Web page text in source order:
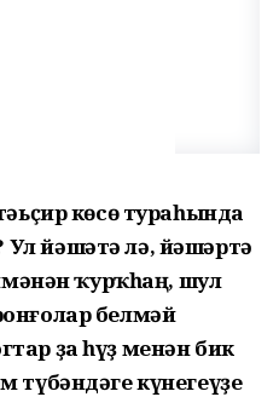
көсө тураһында
йәшәтә лә, йәшәртә
ҡурҡһаң, шул
белмәй
ҙа һүҙ менән бик
түбәндәге күнегеүҙе